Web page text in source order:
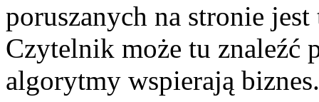
poruszanych na stronie
Czytelnik może tu znaleźć
algorytmy wspierają